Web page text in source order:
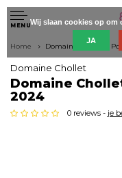
MENU
Home Domaine Chollet -
Domaine Chollet
Domaine
2024
0 reviews - je
Wij slaan cookies op om
JA